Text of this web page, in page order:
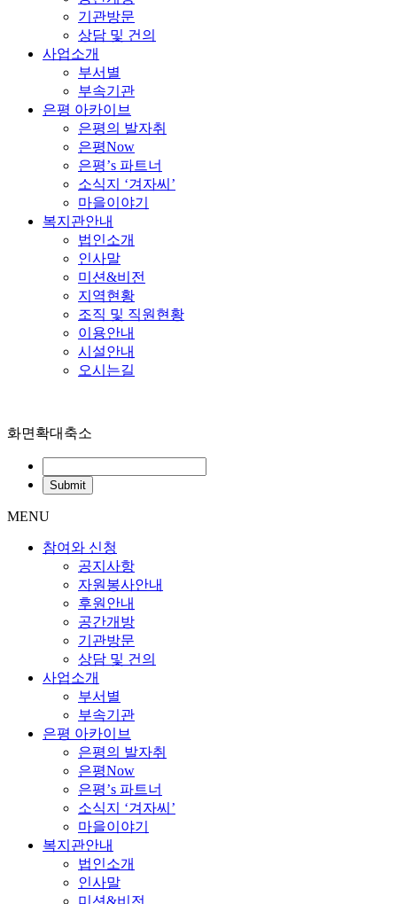
기관방문
상담 및 건의
사업소개
부서별
부속기관
은평 아카이브
은평의 발자취
은평Now
은평’s 파트너
소식지 ‘겨자씨’
마을이야기
복지관안내
법인소개
인사말
미션&비전
지역현황
조직 및 직원현황
이용안내
시설안내
오시는길
화면확대축소
MENU
참여와 신청
공지사항
자원봉사안내
후원안내
공간개방
기관방문
상담 및 건의
사업소개
부서별
부속기관
은평 아카이브
은평의 발자취
은평Now
은평’s 파트너
소식지 ‘겨자씨’
마을이야기
복지관안내
법인소개
인사말
미션&비전